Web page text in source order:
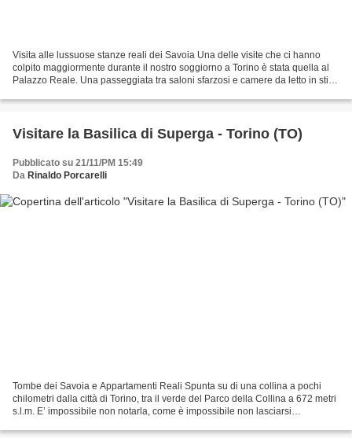
Visita alle lussuose stanze reali dei Savoia Una delle visite che ci hanno
colpito maggiormente durante il nostro soggiorno a Torino è stata quella al
Palazzo Reale. Una passeggiata tra saloni sfarzosi e camere da letto in stile
Visitare la Basilica di Superga - Torino (TO)
Pubblicato su 21/11/PM 15:49
Da Rinaldo Porcarelli
Tombe dei Savoia e Appartamenti Reali Spunta su di una collina a pochi
chilometri dalla città di Torino, tra il verde del Parco della Collina a 672 metri
s.l.m. E’ impossibile non notarla, come è impossibile non lasciarsi